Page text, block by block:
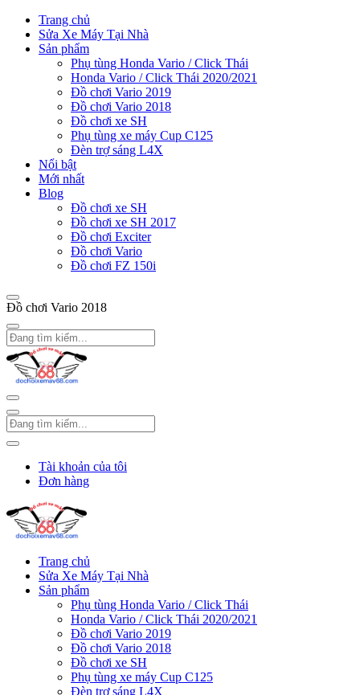
Trang chủ
Sửa Xe Máy Tại Nhà
Sản phẩm
Phụ tùng Honda Vario / Click Thái
Honda Vario / Click Thái 2020/2021
Đồ chơi Vario 2019
Đồ chơi Vario 2018
Đồ chơi xe SH
Phụ tùng xe máy Cup C125
Đèn trợ sáng L4X
Nổi bật
Mới nhất
Blog
Đồ chơi xe SH
Đồ chơi xe SH 2017
Đồ chơi Exciter
Đồ chơi Vario
Đồ chơi FZ 150i
Đồ chơi Vario 2018
Tài khoản của tôi
Đơn hàng
Trang chủ
Sửa Xe Máy Tại Nhà
Sản phẩm
Phụ tùng Honda Vario / Click Thái
Honda Vario / Click Thái 2020/2021
Đồ chơi Vario 2019
Đồ chơi Vario 2018
Đồ chơi xe SH
Phụ tùng xe máy Cup C125
Đèn trợ sáng L4X